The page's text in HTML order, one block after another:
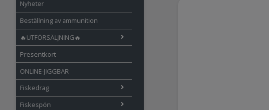
Nyheter
Beställning av ammunition
🔥UTFÖRSÄLJNING🔥
Presentkort
ONLINE-JIGGBAR
Fiskedrag
Fiskespön